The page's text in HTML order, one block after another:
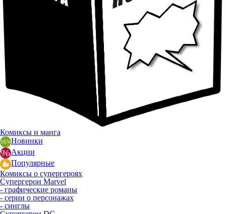
Комиксы и манга
Новинки
Акции
Популярные
Комиксы о супергероях
Супергерои Marvel
- графические романы
- серии о персонажах
- синглы